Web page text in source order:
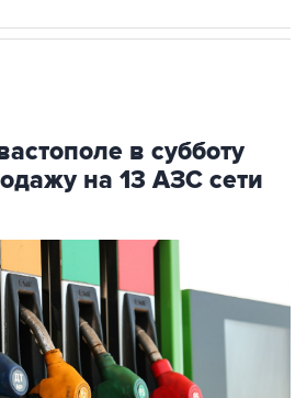
в субботу
на 13 АЗС сети